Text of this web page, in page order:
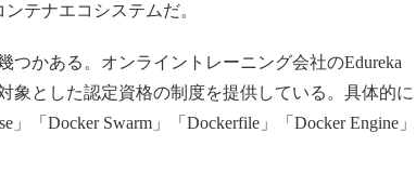
テナエコシステムだ。
かある。オンライントレーニング会社のEdureka
象とした認定資格の制度を提供している。具体的に
」「Docker Swarm」「Dockerfile」「Docker Engine」